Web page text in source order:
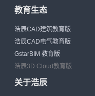
教育生态
浩辰CAD建筑教育版
浩辰CAD电气教育版
GstarBIM 教育版
浩辰3D Cloud教育版
关于浩辰